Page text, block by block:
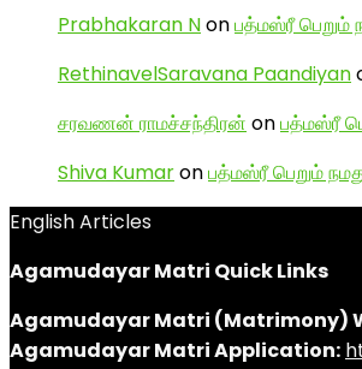
Prabhakaran Nonபத்மஸ்ரீ பெறும்
RethinavelSaravana Paandiyan
சரவணன் ராமச்சந்திரன் onபத்மஸ்ரீ
Shiva Kumaronபத்மஸ்ரீ பெறும்
English Articles
Agamudayar Matri Quick Links
Agamudayar Matri (Matrimony)
Agamudayar Matri Application: